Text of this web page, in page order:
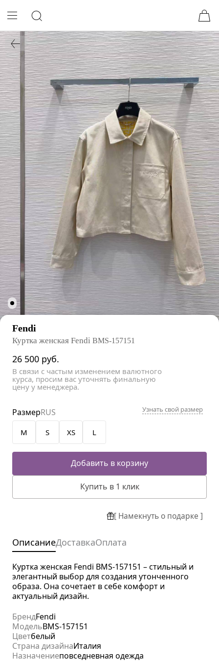
Fendi
Куртка женская Fendi BMS-157151
26 500 руб.
В связи с частым изменением валютного
курса, просим вас уточнять финальную
цену у менеджера.
M S XS L
РазмерRUS Узнать свой размер
Добавить в корзину
Купить в 1 клик
[ Намекнуть о подарке ]
ОписаниеДоставкаОплата
Куртка женская Fendi BMS-157151 – стильный и
элегантный выбор для создания утонченного
образа. Она сочетает в себе комфорт и
актуальный дизайн.
БрендFendi
МодельBMS-157151
Цветбелый
Страна дизайнаИталия
Назначениеповседневная одежда